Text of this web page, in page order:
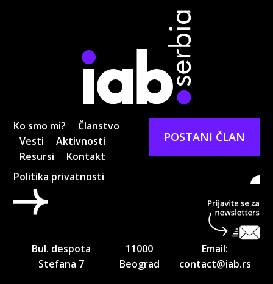
Ko smo mi?
Članstvo
Vesti
Aktivnosti
Resursi
Kontakt
Politika privatnosti
POSTANI ČLAN
Bul. despota
Stefana 7
11000
Beograd
Email:
contact@iab.rs